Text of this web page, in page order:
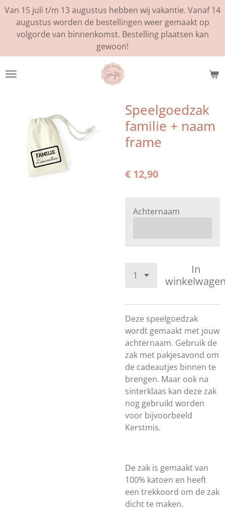
Ga
direct
naar
hoofdinhoud
Van 15 juli t/m 13 augustus hebben wij vakantie. Vanaf 14
augustus worden de bestellingen weer gemaakt op
volgorde van binnenkomst. Bestelling plaatsen kan
gewoon!
Speelgoedzak
familie + naam
frame
€ 12,90
Achternaam
In
Deze speelgoedzak
wordt gemaakt met jouw
achternaam. Gebruik de
zak met pakjesavond om
de cadeautjes binnen te
brengen. Maar ook na
sinterklaas kan deze zak
nog gebruikt worden
voor bijvoorbeeld
Kerstmis.
De zak is gemaakt van
100% katoen en heeft
een trekkoord om de zak
dicht te maken.